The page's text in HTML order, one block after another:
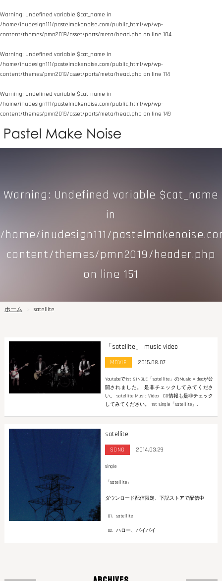
Warning: Undefined variable $cat_name in
/home/inudesign111/pastelmakenoise.com/public_html/wp/wp-
content/themes/pmn2019/asset/parts/meta/head.php on line 104
Warning: Undefined variable $cat_name in
/home/inudesign111/pastelmakenoise.com/public_html/wp/wp-
content/themes/pmn2019/asset/parts/meta/head.php on line 114
Warning: Undefined variable $cat_name in
/home/inudesign111/pastelmakenoise.com/public_html/wp/wp-
content/themes/pmn2019/asset/parts/meta/head.php on line 149
Warning: Undefined variable $cat_name
in
/home/inudesign111/
content/themes/pmn2019/header.php
on line 151
ホーム satellite
「satellite」 music video
MOVIE 2015.08.07
Youtubeで1st SINGLE「satellite」のMusic Videoが公
開されました。 是非チェックしてみてくださ
い。 satellite Music Video CD情報も是非チェック
してみてください。 1st single「satellite」...
satellite
SONG 2014.03.29
single
「satellite」
ダウンロード配信限定、下記ストアで配信中
satellite
ハロー、バイバイ